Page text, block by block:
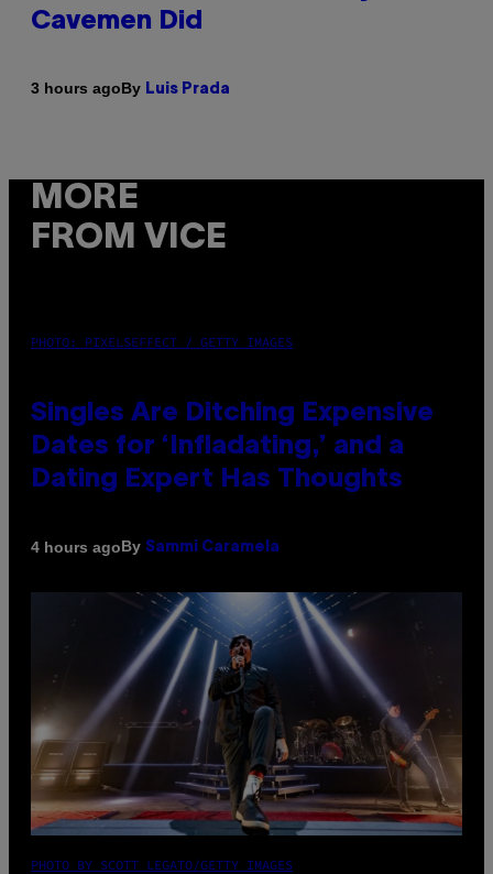
Cavemen Did
3 hours agoBy Luis Prada
MORE
FROM VICE
PHOTO: PIXELSEFFECT / GETTY IMAGES
Singles Are Ditching Expensive
Dates for ‘Infladating,’ and a
Dating Expert Has Thoughts
4 hours agoBy Sammi Caramela
PHOTO BY SCOTT LEGATO/GETTY IMAGES